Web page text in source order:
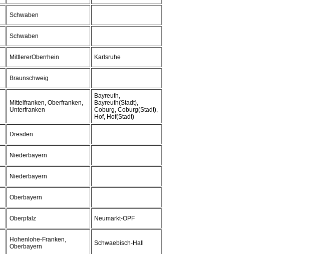
Schwaben
Schwaben
MittlererOberrhein Karlsruhe
Braunschweig
Mittelfranken, Oberfranken,
Unterfranken
Bayreuth,
Bayreuth(Stadt),
Coburg, Coburg(Stadt),
Hof, Hof(Stadt)
Dresden
Niederbayern
Niederbayern
Oberbayern
Oberpfalz Neumarkt-OPF
Hohenlohe-Franken,
Oberbayern
Schwaebisch-Hall